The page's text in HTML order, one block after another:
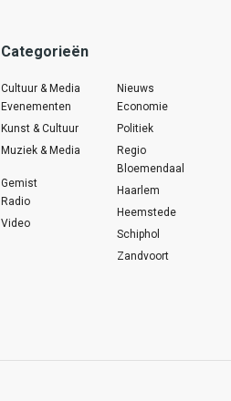
Categorieën
Cultuur & Media
Evenementen
Kunst & Cultuur
Muziek & Media
Gemist
Radio
Video
Nieuws
Economie
Politiek
Regio
Bloemendaal
Haarlem
Heemstede
Schiphol
Zandvoort